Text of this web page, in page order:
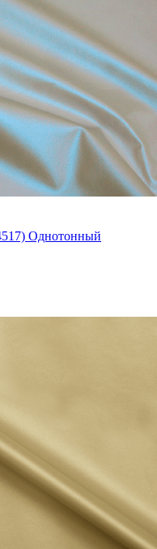
Однотонный